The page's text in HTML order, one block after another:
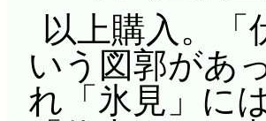
以上購入。「
いう図郭があ
れ「氷見」に